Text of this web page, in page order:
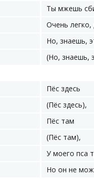
Ты мжешь
Очень
Но, знаешь,
(Но, знаешь,
Пёс здесь
(Пёс здесь),
Пёс там
(Пёс там),
У моего пса
Но он не